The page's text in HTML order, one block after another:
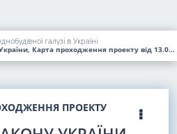
галузі в Україні
Карта проходження проекту від 13.07.2018
ПРОЕКТУ